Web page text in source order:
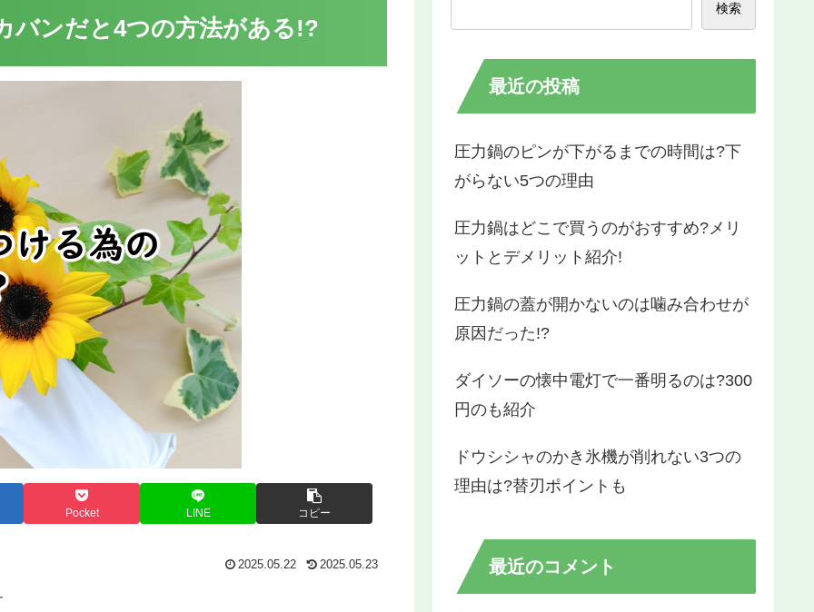
バンだと4つの方法がある!?
Pocket LINE コピー
2025.05.22 2025.05.23
検索
最近の投稿
圧力鍋のピンが下がるまでの時間は?下
がらない5つの理由
圧力鍋はどこで買うのがおすすめ?メリ
ットとデメリット紹介!
圧力鍋の蓋が開かないのは噛み合わせが
原因だった!?
ダイソーの懐中電灯で一番明るのは?300
円のも紹介
ドウシシャのかき氷機が削れない3つの
理由は?替刃ポイントも
最近のコメント